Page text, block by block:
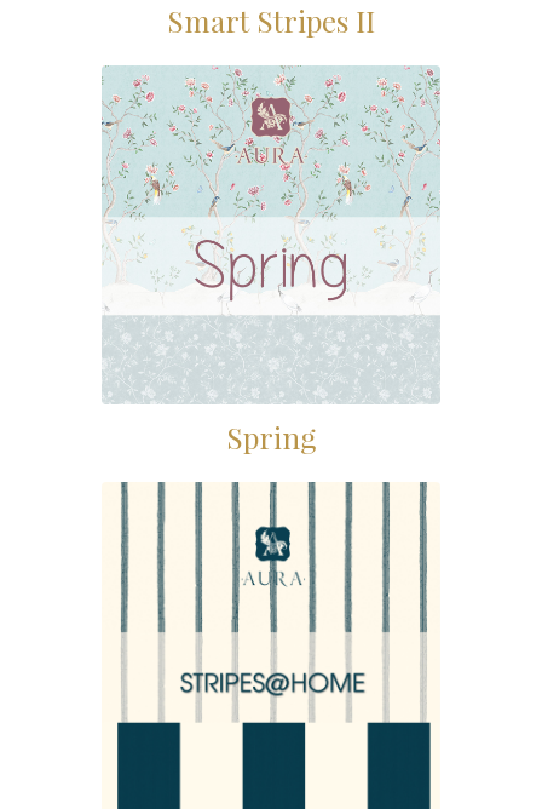
Smart Stripes II
Spring